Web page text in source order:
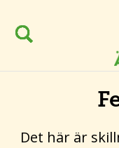
Det här är